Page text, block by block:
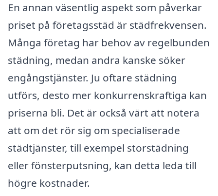
En annan väsentlig aspekt som påverkar
priset på företagsstäd är städfrekvensen.
Många företag har behov av regelbunden
städning, medan andra kanske söker
engångstjänster. Ju oftare städning
utförs, desto mer konkurrenskraftiga kan
priserna bli. Det är också värt att notera
att om det rör sig om specialiserade
städtjänster, till exempel storstädning
eller fönsterputsning, kan detta leda till
högre kostnader.